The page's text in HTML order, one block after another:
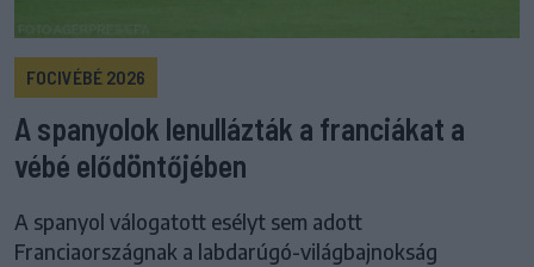
FOCIVÉBÉ 2026
A spanyolok lenullázták a franciákat a
vébé elődöntőjében
A spanyol válogatott esélyt sem adott
Franciaországnak a labdarúgó-világbajnokság